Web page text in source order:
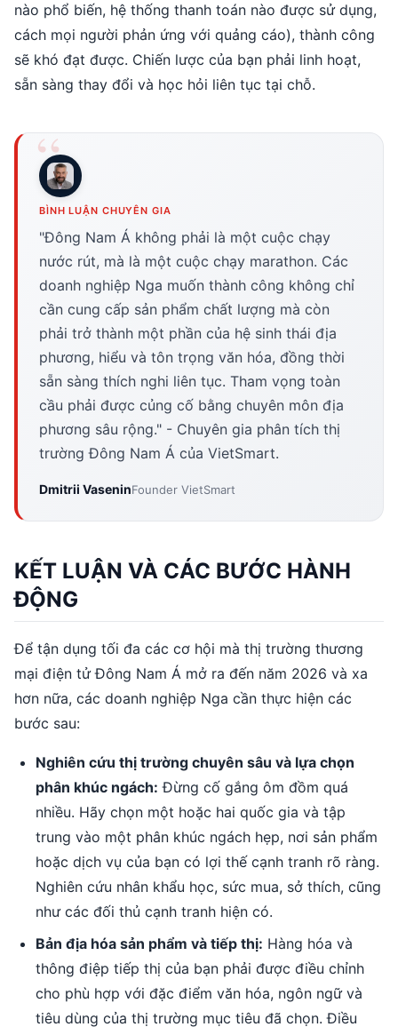
nào phổ biến, hệ thống thanh toán nào được sử dụng,
cách mọi người phản ứng với quảng cáo), thành công
sẽ khó đạt được. Chiến lược của bạn phải linh hoạt,
sẵn sàng thay đổi và học hỏi liên tục tại chỗ.
BÌNH LUẬN CHUYÊN GIA
"Đông Nam Á không phải là một cuộc chạy
nước rút, mà là một cuộc chạy marathon. Các
doanh nghiệp Nga muốn thành công không chỉ
cần cung cấp sản phẩm chất lượng mà còn
phải trở thành một phần của hệ sinh thái địa
phương, hiểu và tôn trọng văn hóa, đồng thời
sẵn sàng thích nghi liên tục. Tham vọng toàn
cầu phải được củng cố bằng chuyên môn địa
phương sâu rộng." - Chuyên gia phân tích thị
trường Đông Nam Á của VietSmart.
Dmitrii VaseninFounder VietSmart
KẾT LUẬN VÀ CÁC BƯỚC HÀNH
ĐỘNG
Để tận dụng tối đa các cơ hội mà thị trường thương
mại điện tử Đông Nam Á mở ra đến năm 2026 và xa
hơn nữa, các doanh nghiệp Nga cần thực hiện các
bước sau:
Nghiên cứu thị trường chuyên sâu và lựa chọn
phân khúc ngách: Đừng cố gắng ôm đồm quá
nhiều. Hãy chọn một hoặc hai quốc gia và tập
trung vào một phân khúc ngách hẹp, nơi sản phẩm
hoặc dịch vụ của bạn có lợi thế cạnh tranh rõ ràng.
Nghiên cứu nhân khẩu học, sức mua, sở thích, cũng
như các đối thủ cạnh tranh hiện có.
Bản địa hóa sản phẩm và tiếp thị: Hàng hóa và
thông điệp tiếp thị của bạn phải được điều chỉnh
cho phù hợp với đặc điểm văn hóa, ngôn ngữ và
tiêu dùng của thị trường mục tiêu đã chọn. Điều